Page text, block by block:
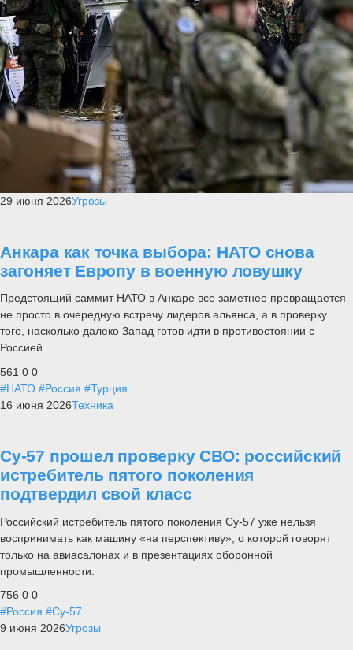
29 июня 2026Угрозы
Анкара как точка выбора: НАТО снова
загоняет Европу в военную ловушку
Предстоящий саммит НАТО в Анкаре все заметнее превращается
не просто в очередную встречу лидеров альянса, а в проверку
того, насколько далеко Запад готов идти в противостоянии с
Россией....
561 0 0
#НАТО #Россия #Турция
16 июня 2026Техника
Су-57 прошел проверку СВО: российский
истребитель пятого поколения
подтвердил свой класс
Российский истребитель пятого поколения Су-57 уже нельзя
воспринимать как машину «на перспективу», о которой говорят
только на авиасалонах и в презентациях оборонной
промышленности.
756 0 0
#Россия #Су-57
9 июня 2026Угрозы